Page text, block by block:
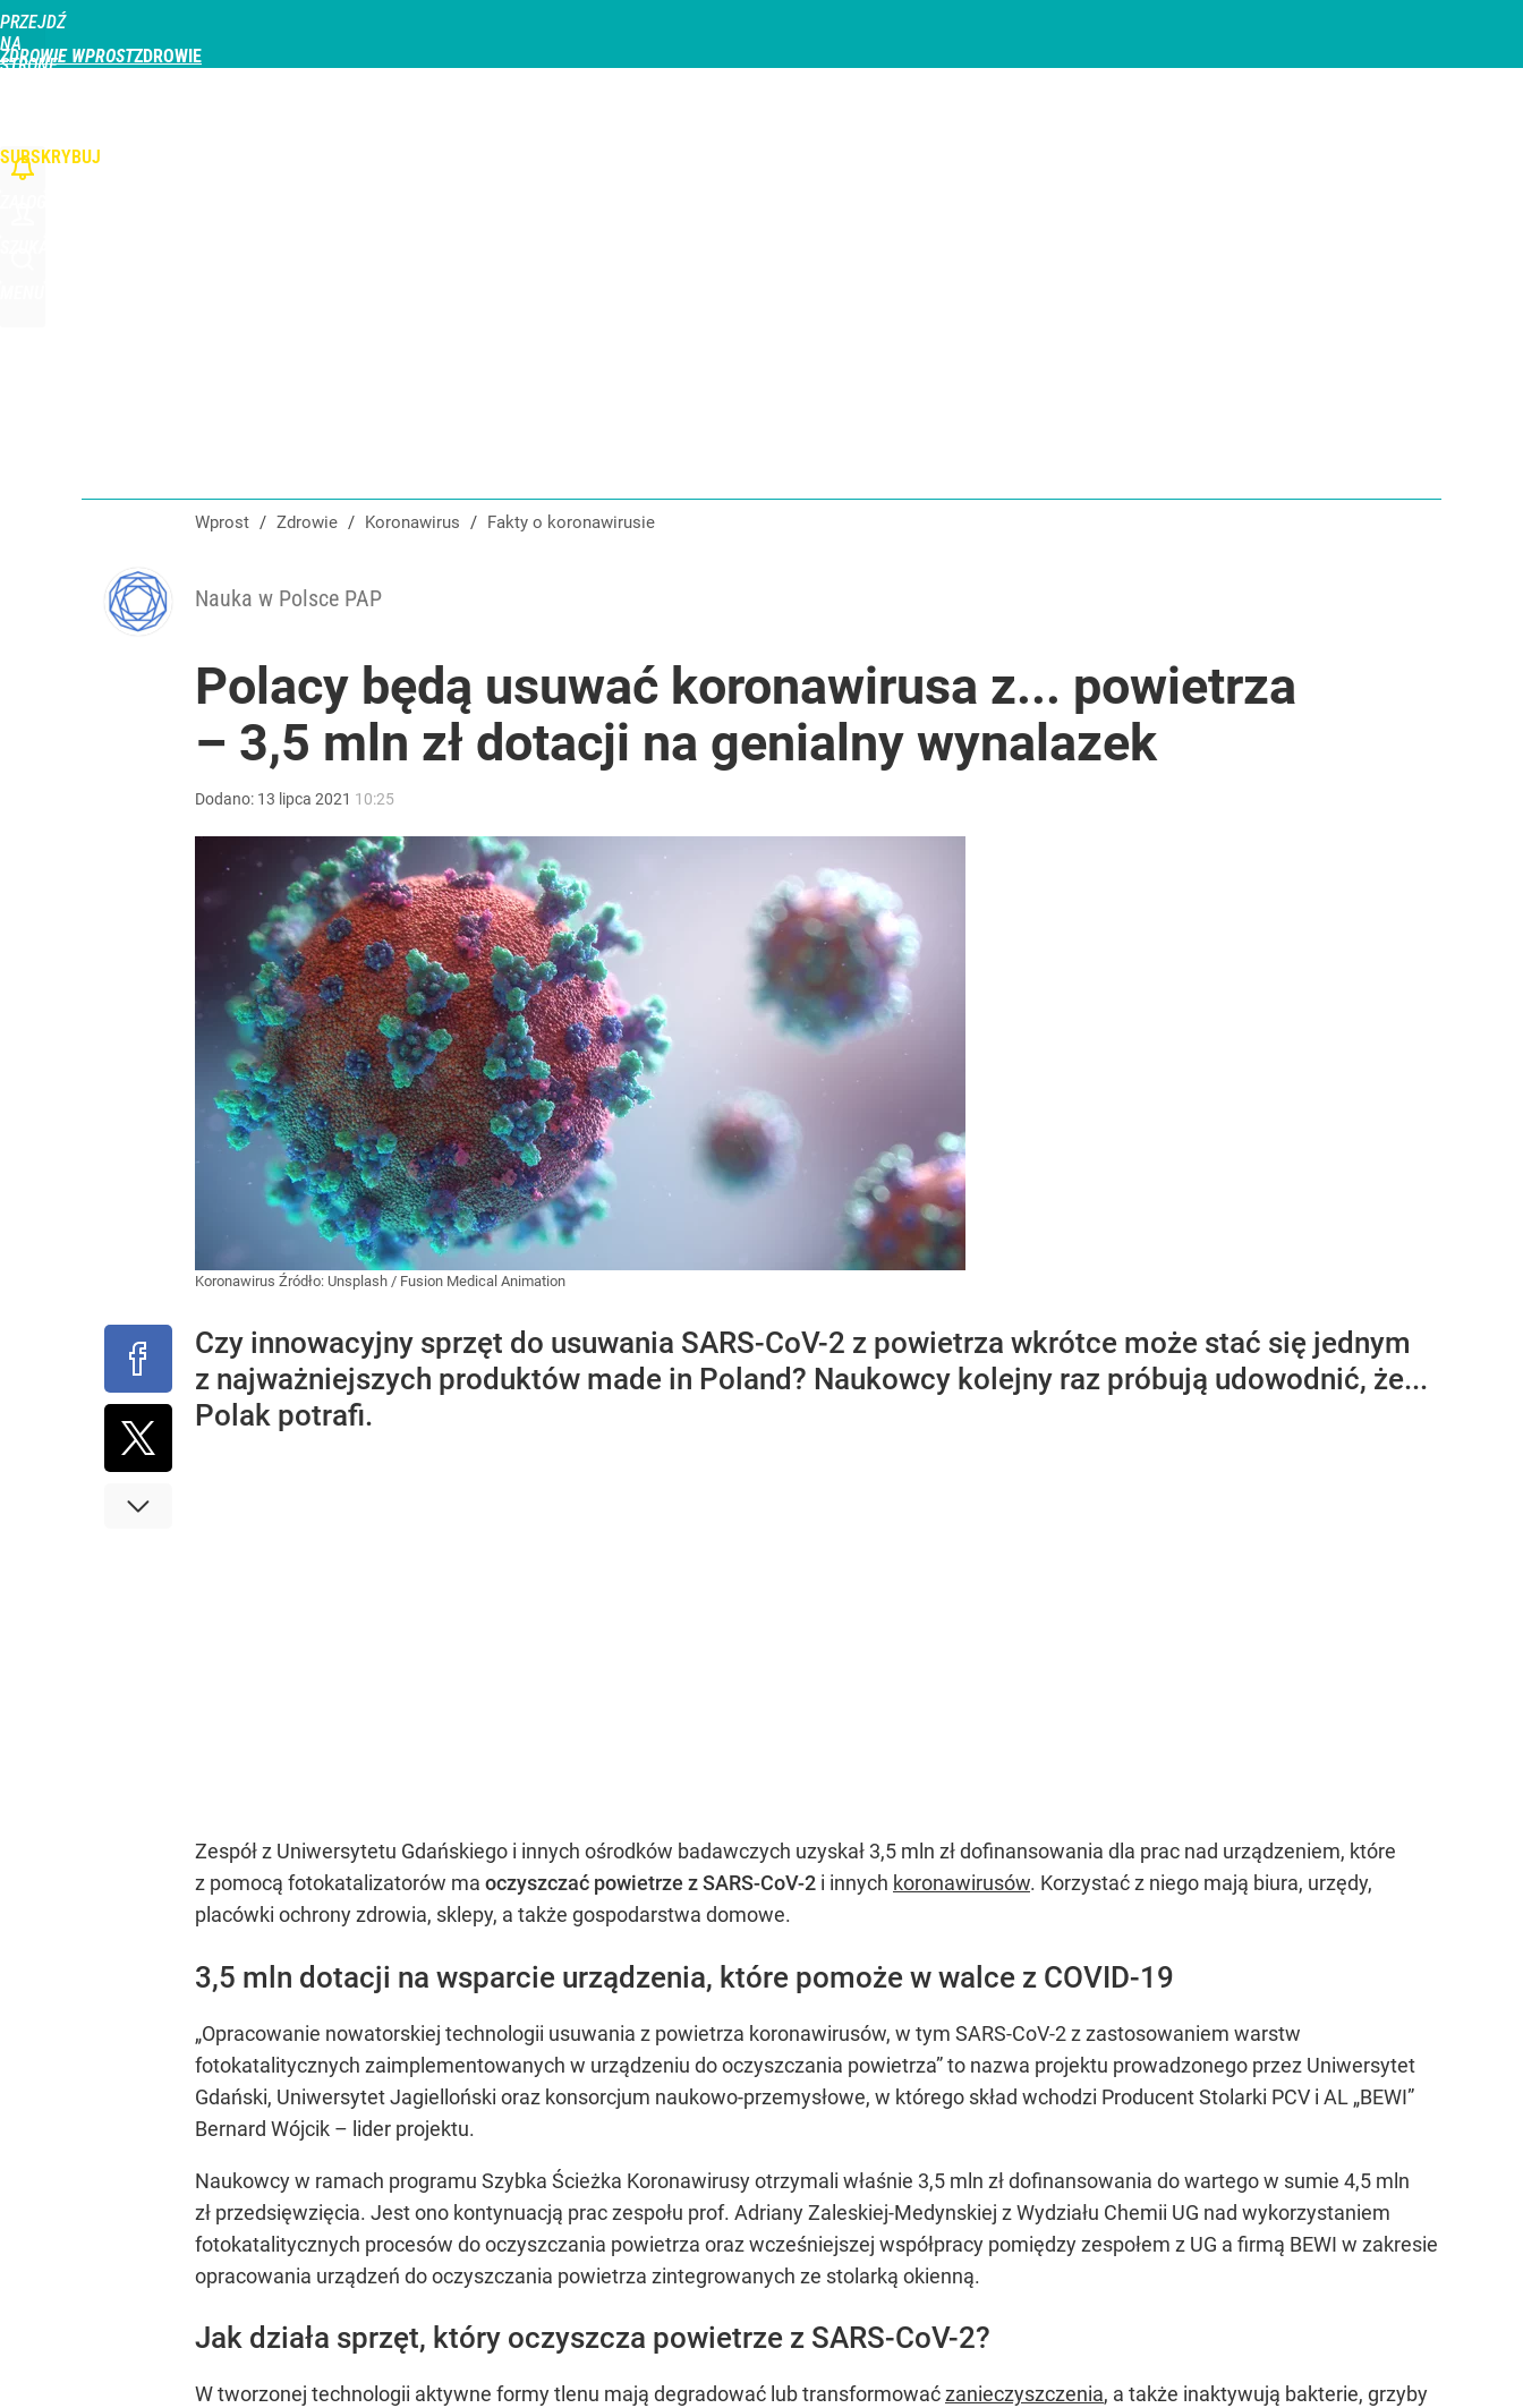
PRZEJDŹ
NA
STRONĘ
ZDROWIE WPROST
SUBSKRYBUJ
Wprost / Zdrowie / Koronawirus / Fakty o koronawirusie
Nauka w Polsce PAP
Polacy będą usuwać koronawirusa z... powietrza
– 3,5 mln zł dotacji na genialny wynalazek
Dodano: 13 lipca 2021 10:25
Koronawirus Źródło: Unsplash / Fusion Medical Animation
Czy innowacyjny sprzęt do usuwania SARS-CoV-2 z powietrza wkrótce może stać się jednym
z najważniejszych produktów made in Poland? Naukowcy kolejny raz próbują udowodnić, że...
Polak potrafi.
Zespół z Uniwersytetu Gdańskiego i innych ośrodków badawczych uzyskał 3,5 mln zł dofinansowania dla prac nad urządzeniem, które
z pomocą fotokatalizatorów ma oczyszczać powietrze z SARS-CoV-2 i innych koronawirusów. Korzystać z niego mają biura, urzędy,
placówki ochrony zdrowia, sklepy, a także gospodarstwa domowe.
3,5 mln dotacji na wsparcie urządzenia, które pomoże w walce z COVID-19
„Opracowanie nowatorskiej technologii usuwania z powietrza koronawirusów, w tym SARS-CoV-2 z zastosowaniem warstw
fotokatalitycznych zaimplementowanych w urządzeniu do oczyszczania powietrza” to nazwa projektu prowadzonego przez Uniwersytet
Gdański, Uniwersytet Jagielloński oraz konsorcjum naukowo-przemysłowe, w którego skład wchodzi Producent Stolarki PCV i AL „BEWI”
Bernard Wójcik – lider projektu.
Naukowcy w ramach programu Szybka Ścieżka Koronawirusy otrzymali właśnie 3,5 mln zł dofinansowania do wartego w sumie 4,5 mln
zł przedsięwzięcia. Jest ono kontynuacją prac zespołu prof. Adriany Zaleskiej-Medynskiej z Wydziału Chemii UG nad wykorzystaniem
fotokatalitycznych procesów do oczyszczania powietrza oraz wcześniejszej współpracy pomiędzy zespołem z UG a firmą BEWI w zakresie
opracowania urządzeń do oczyszczania powietrza zintegrowanych ze stolarką okienną.
Jak działa sprzęt, który oczyszcza powietrze z SARS-CoV-2?
W tworzonej technologii aktywne formy tlenu mają degradować lub transformowaćzanieczyszczenia, a także inaktywują bakterie, grzyby